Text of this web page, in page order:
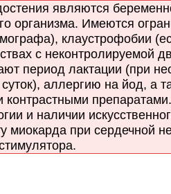
являются
организма. Имеются
клаустрофобии
с неконтролируемой
период лактации (при
аллергию на йод, а
контрастными
и наличии
при сердечной